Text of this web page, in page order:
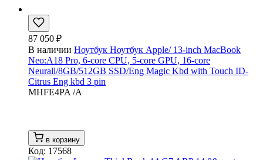
87 050 ₽
В наличии Ноутбук Ноутбук Apple/ 13-inch MacBook
Neo:A18 Pro, 6-core CPU, 5-core GPU, 16-core
Neurall/8GB/512GB SSD/Eng Magic Kbd with Touch ID-
Citrus Eng kbd 3 pin
MHFE4PA /A
в корзину
Код: 17568